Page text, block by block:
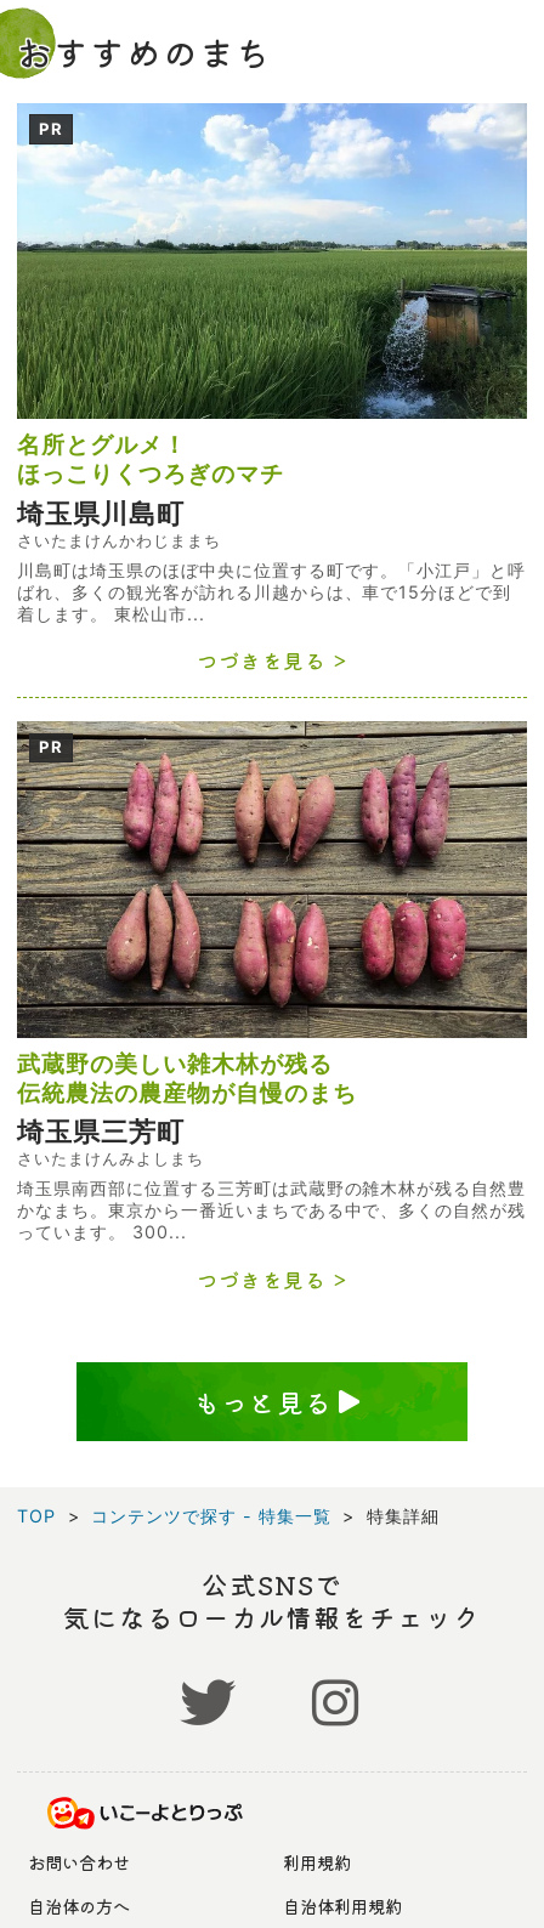
おすすめのまち
PR
名所とグルメ！
ほっこりくつろぎのマチ
埼玉県川島町
さいたまけんかわじままち
川島町は埼玉県のほぼ中央に位置する町です。「小江戸」と呼
ばれ、多くの観光客が訪れる川越からは、車で15分ほどで到
着します。 東松山市...
つづきを見る
PR
武蔵野の美しい雑木林が残る
伝統農法の農産物が自慢のまち
埼玉県三芳町
さいたまけんみよしまち
埼玉県南西部に位置する三芳町は武蔵野の雑木林が残る自然豊
かなまち。東京から一番近いまちである中で、多くの自然が残
っています。 300...
つづきを見る
もっと見る
TOP コンテンツで探す - 特集一覧 特集詳細
公式SNSで
気になるローカル情報をチェック
お問い合わせ
利用規約
自治体の方へ
自治体利用規約